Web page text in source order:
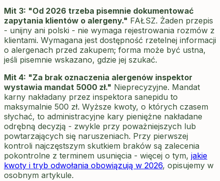
Mit 3: "Od 2026 trzeba pisemnie dokumentować
zapytania klientów o alergeny." FAŁSZ. Żaden przepis
- unijny ani polski - nie wymaga rejestrowania rozmów z
klientami. Wymagana jest dostępność rzetelnej informacji
o alergenach przed zakupem; forma może być ustna,
jeśli pisemnie wskazano, gdzie jej szukać.
Mit 4: "Za brak oznaczenia alergenów inspektor
wystawia mandat 5000 zł." Nieprecyzyjne. Mandat
karny nakładany przez inspektora sanepidu to
maksymalnie 500 zł. Wyższe kwoty, o których czasem
słychać, to administracyjne kary pieniężne nakładane
odrębną decyzją - zwykle przy poważniejszych lub
powtarzających się naruszeniach. Przy pierwszej
kontroli najczęstszym skutkiem braków są zalecenia
pokontrolne z terminem usunięcia - więcej o tym, jakie
kwoty i tryb odwołania obowiązują w 2026, opisujemy w
osobnym artykule.